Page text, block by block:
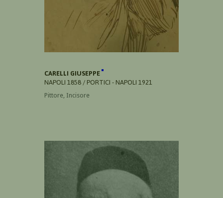
CARELLI GIUSEPPE
NAPOLI 1858 / PORTICI - NAPOLI 1921
Pittore, Incisore